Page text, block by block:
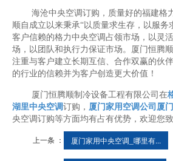
海沧中央空调订购，质量好的福建格
顺自成立以来秉承“以质量求生存，以服务
客户信赖的格力中央空调占领市场，以灵
场，以团队和执行力保证市场。厦门恒腾
注重与客户建立长期互信、合作双赢的伙
的行业的信赖并为客户创造更大价值！
厦门恒腾顺制冷设备工程有限公司在
湖里中央空调订购， 厦门家用空调公司厦
央空调订购等方面均有占有优势，欢迎您
上一条 ： 厦门家用中央空调_哪里有...